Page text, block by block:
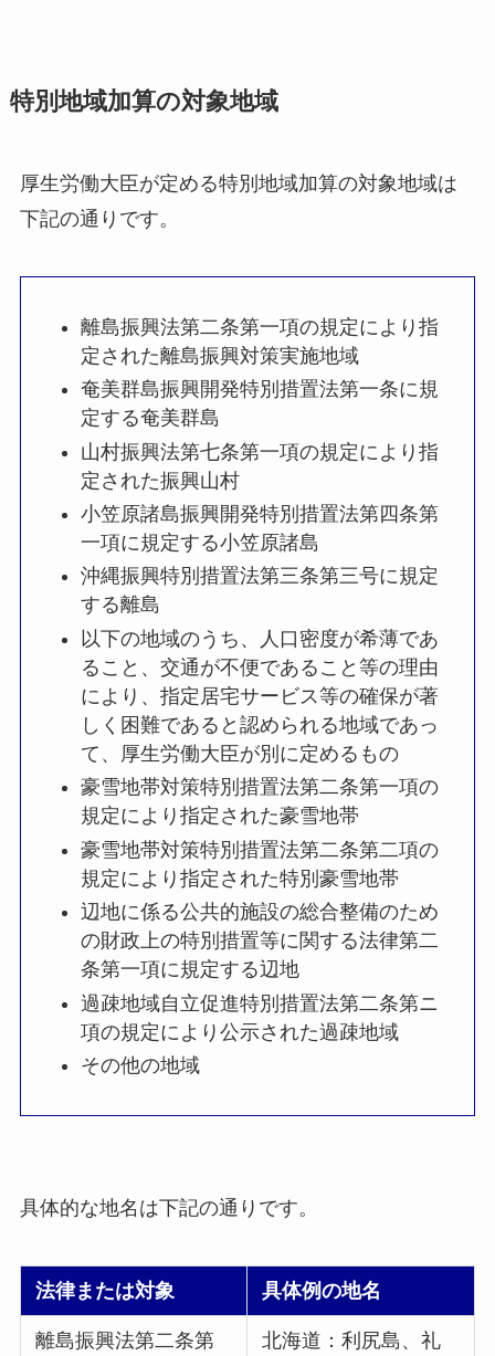
特別地域加算の対象地域
厚生労働大臣が定める特別地域加算の対象地域は
下記の通りです。
離島振興法第二条第一項の規定により指
定された離島振興対策実施地域
奄美群島振興開発特別措置法第一条に規
定する奄美群島
山村振興法第七条第一項の規定により指
定された振興山村
小笠原諸島振興開発特別措置法第四条第
一項に規定する小笠原諸島
沖縄振興特別措置法第三条第三号に規定
する離島
以下の地域のうち、人口密度が希薄であ
ること、交通が不便であること等の理由
により、指定居宅サービス等の確保が著
しく困難であると認められる地域であっ
て、厚生労働大臣が別に定めるもの
豪雪地帯対策特別措置法第二条第一項の
規定により指定された豪雪地帯
豪雪地帯対策特別措置法第二条第二項の
規定により指定された特別豪雪地帯
辺地に係る公共的施設の総合整備のため
の財政上の特別措置等に関する法律第二
条第一項に規定する辺地
過疎地域自立促進特別措置法第二条第ニ
項の規定により公示された過疎地域
その他の地域
具体的な地名は下記の通りです。
法律または対象 具体例の地名
離島振興法第二条第
北海道：利尻島、礼